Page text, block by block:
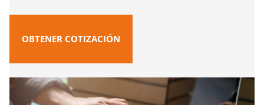
OBTENER COTIZACIÓN